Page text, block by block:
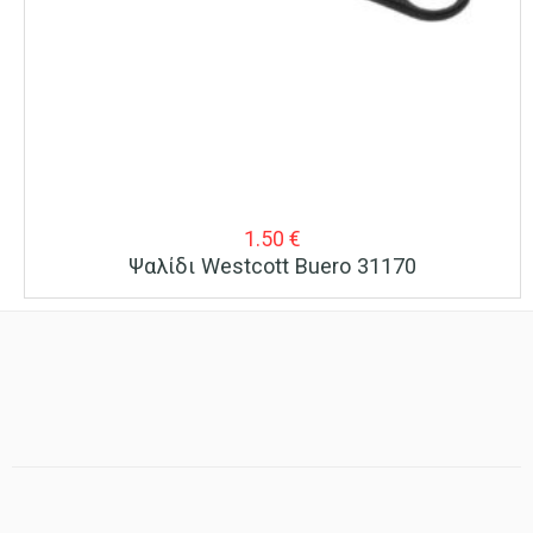
1.50 €
Ψαλίδι Westcott Buero 31170